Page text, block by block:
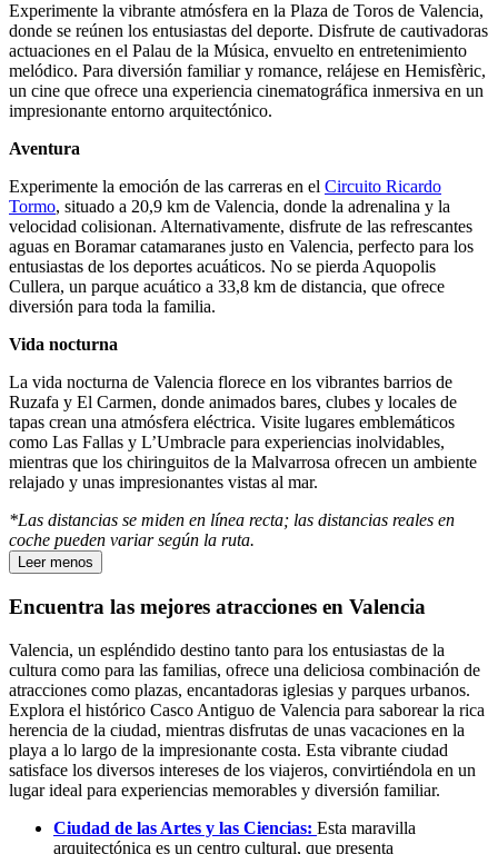
Experimente la vibrante atmósfera en la Plaza de Toros de Valencia,
donde se reúnen los entusiastas del deporte. Disfrute de cautivadoras
actuaciones en el Palau de la Música, envuelto en entretenimiento
melódico. Para diversión familiar y romance, relájese en Hemisfèric,
un cine que ofrece una experiencia cinematográfica inmersiva en un
impresionante entorno arquitectónico.
Aventura
Experimente la emoción de las carreras en el Circuito Ricardo
Tormo, situado a 20,9 km de Valencia, donde la adrenalina y la
velocidad colisionan. Alternativamente, disfrute de las refrescantes
aguas en Boramar catamaranes justo en Valencia, perfecto para los
entusiastas de los deportes acuáticos. No se pierda Aquopolis
Cullera, un parque acuático a 33,8 km de distancia, que ofrece
diversión para toda la familia.
Vida nocturna
La vida nocturna de Valencia florece en los vibrantes barrios de
Ruzafa y El Carmen, donde animados bares, clubes y locales de
tapas crean una atmósfera eléctrica. Visite lugares emblemáticos
como Las Fallas y L’Umbracle para experiencias inolvidables,
mientras que los chiringuitos de la Malvarrosa ofrecen un ambiente
relajado y unas impresionantes vistas al mar.
*Las distancias se miden en línea recta; las distancias reales en
coche pueden variar según la ruta.
Leer menos
Encuentra las mejores atracciones en Valencia
Valencia, un espléndido destino tanto para los entusiastas de la
cultura como para las familias, ofrece una deliciosa combinación de
atracciones como plazas, encantadoras iglesias y parques urbanos.
Explora el histórico Casco Antiguo de Valencia para saborear la rica
herencia de la ciudad, mientras disfrutas de unas vacaciones en la
playa a lo largo de la impresionante costa. Esta vibrante ciudad
satisface los diversos intereses de los viajeros, convirtiéndola en un
lugar ideal para experiencias memorables y diversión familiar.
Ciudad de las Artes y las Ciencias: Esta maravilla
arquitectónica es un centro cultural, que presenta